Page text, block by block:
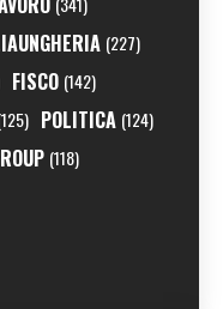
(227)
FISCO (142)
POLITICA (124)
(118)